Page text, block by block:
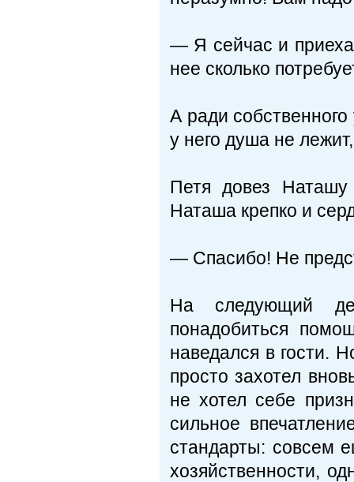
— Я сейчас и
нее сколько
А ради собственного
у него душа не
Петя довез
Наташа крепко и
— Спасибо! Не
На следующий
понадобиться
наведался в гости.
просто захотел
не хотел себе
сильное
стандарты: совсем
хозяйственности,